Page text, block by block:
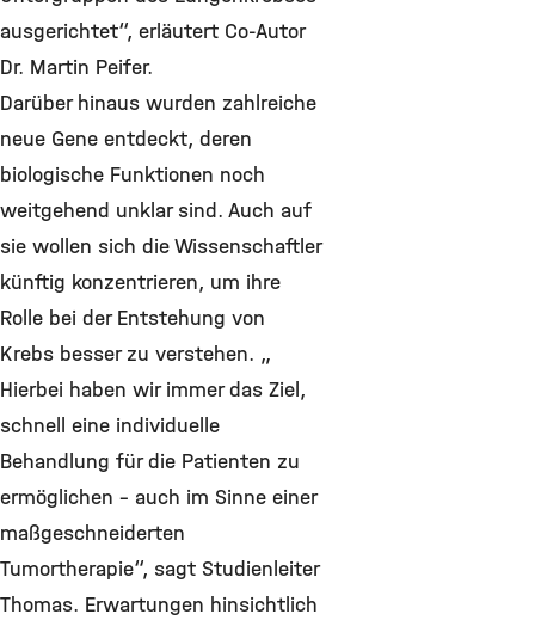
ausgerichtet“, erläutert Co-Autor
Dr. Martin Peifer.
Darüber hinaus wurden zahlreiche
neue Gene entdeckt, deren
biologische Funktionen noch
weitgehend unklar sind. Auch auf
sie wollen sich die Wissenschaftler
künftig konzentrieren, um ihre
Rolle bei der Entstehung von
Krebs besser zu verstehen. „
Hierbei haben wir immer das Ziel,
schnell eine individuelle
Behandlung für die Patienten zu
ermöglichen – auch im Sinne einer
maßgeschneiderten
Tumortherapie“, sagt Studienleiter
Thomas. Erwartungen hinsichtlich